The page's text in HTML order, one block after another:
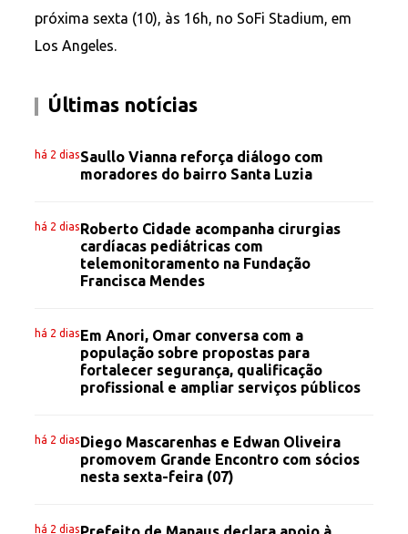
próxima sexta (10), às 16h, no SoFi Stadium, em
Los Angeles.
Últimas notícias
há 2 diasSaullo Vianna reforça diálogo com
moradores do bairro Santa Luzia
há 2 diasRoberto Cidade acompanha cirurgias
cardíacas pediátricas com
telemonitoramento na Fundação
Francisca Mendes
há 2 diasEm Anori, Omar conversa com a
população sobre propostas para
fortalecer segurança, qualificação
profissional e ampliar serviços públicos
há 2 diasDiego Mascarenhas e Edwan Oliveira
promovem Grande Encontro com sócios
nesta sexta-feira (07)
há 2 dias